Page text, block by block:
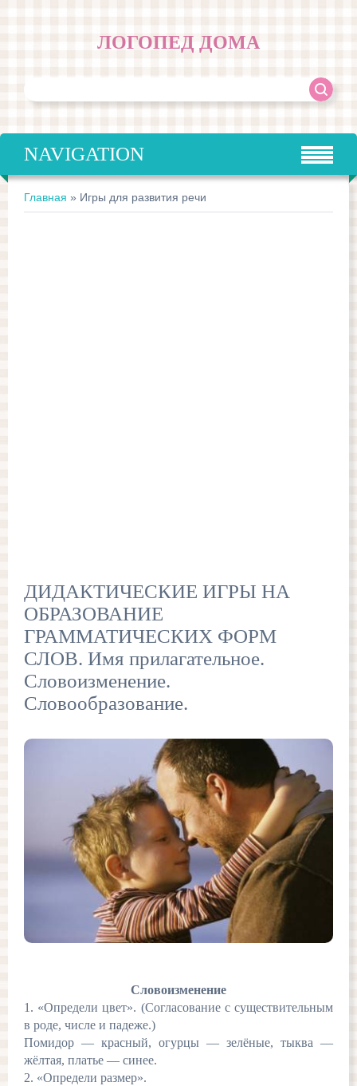
ЛОГОПЕД ДОМА
NAVIGATION
Главная » Игры для развития речи
ДИДАКТИЧЕСКИЕ ИГРЫ НА
ОБРАЗОВАНИЕ
ГРАММАТИЧЕСКИХ ФОРМ
СЛОВ. Имя прилагательное.
Словоизменение.
Словообразование.
Словоизменение
1. «Определи цвет». (Согласование с существительным
в роде, числе и падеже.)
Помидор — красный, огурцы — зелёные, тыква —
жёлтая, платье — синее.
2. «Определи размер».